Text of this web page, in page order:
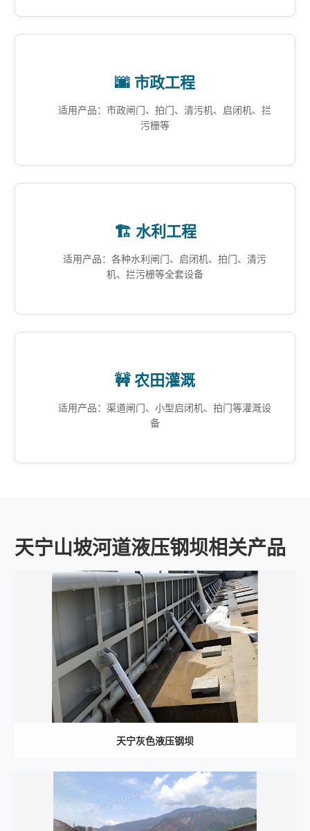
🌆 市政工程
适用产品：市政闸门、拍门、清污机、启闭机、拦
污栅等
🏗️ 水利工程
适用产品：各种水利闸门、启闭机、拍门、清污
机、拦污栅等全套设备
🚧 农田灌溉
适用产品：渠道闸门、小型启闭机、拍门等灌溉设
备
天宁山坡河道液压钢坝相关产品
天宁灰色液压钢坝